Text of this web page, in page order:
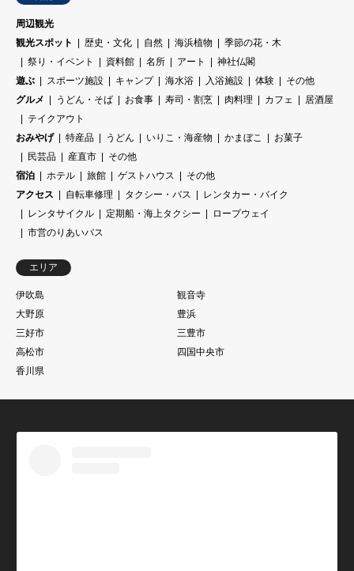
周辺観光
観光スポット
歴史・文化 自然 海浜植物
季節の花・木
祭り・イベント
資料館 名所 アート
神社仏閣
遊ぶ
スポーツ施設 キャンプ 海水浴 入浴施設 体験
その他
グルメ
うどん・そば お食事 寿司・割烹 肉料理 カフェ
居酒屋
テイクアウト
おみやげ
特産品 うどん いりこ・海産物 かまぼこ
お菓子
民芸品
産直市
その他
宿泊
ホテル 旅館 ゲストハウス
その他
アクセス
自転車修理 タクシー・バス
レンタカー・バイク
レンタサイクル
定期船・海上タクシー
ロープウェイ
市営のりあいバス
エリア
伊吹島
観音寺
大野原
豊浜
三好市
三豊市
高松市
四国中央市
香川県